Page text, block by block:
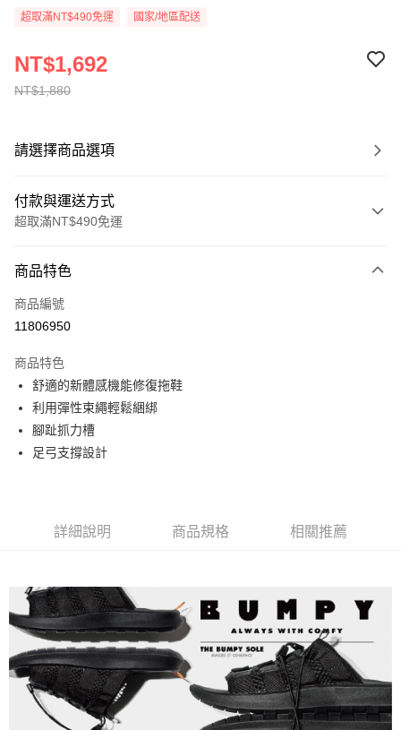
超取滿NT$490免運 國家/地區配送
NT$1,880
NT$1,692
請選擇商品選項
付款與運送方式
超取滿NT$490免運
信用卡一次付款
信用卡分期付款
合作金庫商業銀行
華南商業銀行
上海商業儲蓄銀行
國泰世華商業銀行
臺灣中小企業銀行
玉山商業銀行
星展（台灣）商業銀行
台新國際商業銀行
中國信託商業銀行
超商取貨付款
LINE Pay
Apple Pay
付款後全家取貨
每筆NT$60，滿NT$490(含以上)免運費
7-11取貨付款
每筆NT$60，滿NT$490(含以上)免運費
付款後7-11取貨
商品特色
商品編號
11806950
商品特色
舒適的新體感機能修復拖鞋
利用彈性束繩輕鬆綑綁
腳趾抓力槽
足弓支撐設計
詳細說明 商品規格 相關推薦